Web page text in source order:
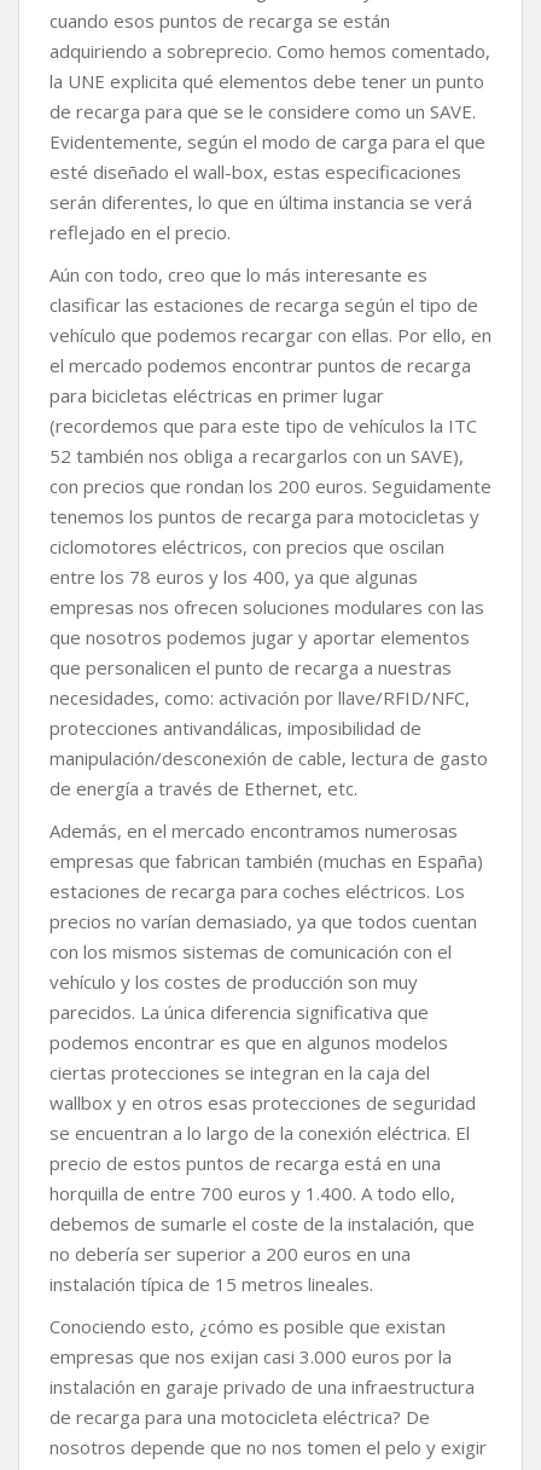
cuando esos puntos de recarga se están
adquiriendo a sobreprecio. Como hemos comentado,
la UNE explicita qué elementos debe tener un punto
de recarga para que se le considere como un SAVE.
Evidentemente, según el modo de carga para el que
esté diseñado el wall-box, estas especificaciones
serán diferentes, lo que en última instancia se verá
reflejado en el precio.
Aún con todo, creo que lo más interesante es
clasificar las estaciones de recarga según el tipo de
vehículo que podemos recargar con ellas. Por ello, en
el mercado podemos encontrar puntos de recarga
para bicicletas eléctricas en primer lugar
(recordemos que para este tipo de vehículos la ITC
52 también nos obliga a recargarlos con un SAVE),
con precios que rondan los 200 euros. Seguidamente
tenemos los puntos de recarga para motocicletas y
ciclomotores eléctricos, con precios que oscilan
entre los 78 euros y los 400, ya que algunas
empresas nos ofrecen soluciones modulares con las
que nosotros podemos jugar y aportar elementos
que personalicen el punto de recarga a nuestras
necesidades, como: activación por llave/RFID/NFC,
protecciones antivandálicas, imposibilidad de
manipulación/desconexión de cable, lectura de gasto
de energía a través de Ethernet, etc.
Además, en el mercado encontramos numerosas
empresas que fabrican también (muchas en España)
estaciones de recarga para coches eléctricos. Los
precios no varían demasiado, ya que todos cuentan
con los mismos sistemas de comunicación con el
vehículo y los costes de producción son muy
parecidos. La única diferencia significativa que
podemos encontrar es que en algunos modelos
ciertas protecciones se integran en la caja del
wallbox y en otros esas protecciones de seguridad
se encuentran a lo largo de la conexión eléctrica. El
precio de estos puntos de recarga está en una
horquilla de entre 700 euros y 1.400. A todo ello,
debemos de sumarle el coste de la instalación, que
no debería ser superior a 200 euros en una
instalación típica de 15 metros lineales.
Conociendo esto, ¿cómo es posible que existan
empresas que nos exijan casi 3.000 euros por la
instalación en garaje privado de una infraestructura
de recarga para una motocicleta eléctrica? De
nosotros depende que no nos tomen el pelo y exigir